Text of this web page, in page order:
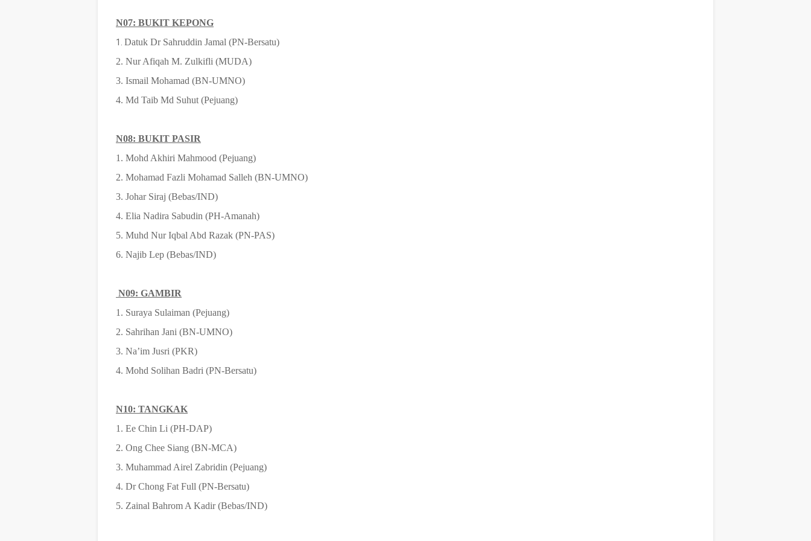
N07: BUKIT KEPONG
1. Datuk Dr Sahruddin Jamal (PN-Bersatu)
2. Nur Afiqah M. Zulkifli (MUDA)
3. Ismail Mohamad (BN-UMNO)
4. Md Taib Md Suhut (Pejuang)
N08: BUKIT PASIR
1. Mohd Akhiri Mahmood (Pejuang)
2. Mohamad Fazli Mohamad Salleh (BN-UMNO)
3. Johar Siraj (Bebas/IND)
4. Elia Nadira Sabudin (PH-Amanah)
5. Muhd Nur Iqbal Abd Razak (PN-PAS)
6. Najib Lep (Bebas/IND)
N09: GAMBIR
1. Suraya Sulaiman (Pejuang)
2. Sahrihan Jani (BN-UMNO)
3. Na’im Jusri (PKR)
4. Mohd Solihan Badri (PN-Bersatu)
N10: TANGKAK
1. Ee Chin Li (PH-DAP)
2. Ong Chee Siang (BN-MCA)
3. Muhammad Airel Zabridin (Pejuang)
4. Dr Chong Fat Full (PN-Bersatu)
5. Zainal Bahrom A Kadir (Bebas/IND)